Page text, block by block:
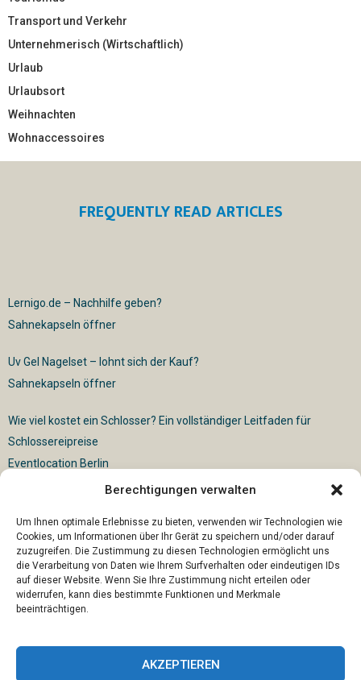
Berechtigungen verwalten
Um Ihnen optimale Erlebnisse zu bieten, verwenden wir Technologien wie
Cookies, um Informationen über Ihr Gerät zu speichern und/oder darauf
zuzugreifen. Die Zustimmung zu diesen Technologien ermöglicht uns
die Verarbeitung von Daten wie Ihrem Surfverhalten oder eindeutigen IDs
auf dieser Website. Wenn Sie Ihre Zustimmung nicht erteilen oder
widerrufen, kann dies bestimmte Funktionen und Merkmale
beeinträchtigen.
AKZEPTIEREN
Transport und Verkehr
Unternehmerisch (Wirtschaftlich)
Urlaub
Urlaubsort
Weihnachten
Wohnaccessoires
FREQUENTLY READ ARTICLES
Lernigo.de – Nachhilfe geben?
Sahnekapseln öffner
Uv Gel Nagelset – lohnt sich der Kauf?
Sahnekapseln öffner
Wie viel kostet ein Schlosser? Ein vollständiger Leitfaden für
Schlossereipreise
Eventlocation Berlin
Für die vollautomatische Sackentleerung gibt es vielfältige
Lösungen